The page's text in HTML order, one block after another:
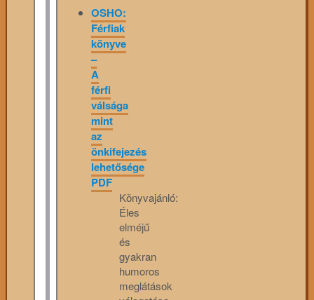
OSHO:
Férfiak
könyve
–
A
férfi
válsága
mint
az
önkifejezés
lehetősége
PDF
Könyvajánló:
Éles
elméjű
és
gyakran
humoros
meglátások